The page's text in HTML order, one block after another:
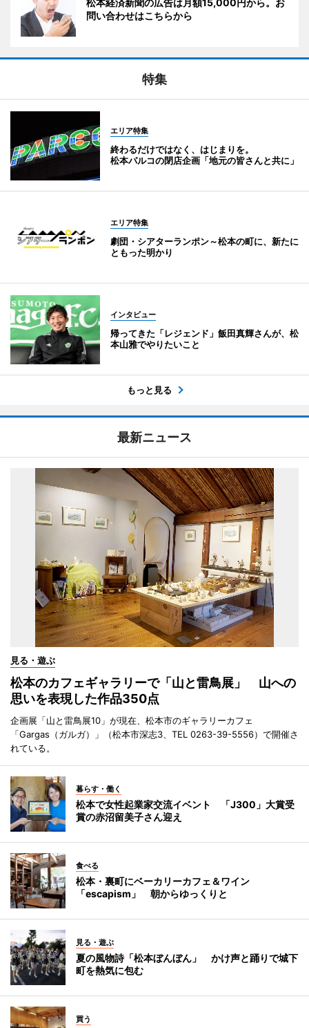
松本経済新聞の広告は月額15,000円から。お
問い合わせはこちらから
特集
エリア特集
終わるだけではなく、はじまりを。
松本パルコの閉店企画「地元の皆さんと共に」
エリア特集
劇団・シアターランポン～松本の町に、新たに
ともった明かり
インタビュー
帰ってきた「レジェンド」飯田真輝さんが、松
本山雅でやりたいこと
もっと見る
最新ニュース
見る・遊ぶ
松本のカフェギャラリーで「山と雷鳥展」 山への
思いを表現した作品350点
企画展「山と雷鳥展10」が現在、松本市のギャラリーカフェ
「Gargas（ガルガ）」（松本市深志3、TEL 0263-39-5556）で開催さ
れている。
暮らす・働く
松本で女性起業家交流イベント 「J300」大賞受
賞の赤沼留美子さん迎え
食べる
松本・裏町にベーカリーカフェ＆ワイン
「escapism」 朝からゆっくりと
見る・遊ぶ
夏の風物詩「松本ぼんぼん」 かけ声と踊りで城下
町を熱気に包む
買う